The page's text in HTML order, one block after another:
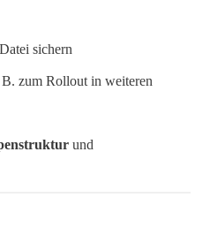
sichern
zum Rollout in weiteren
und